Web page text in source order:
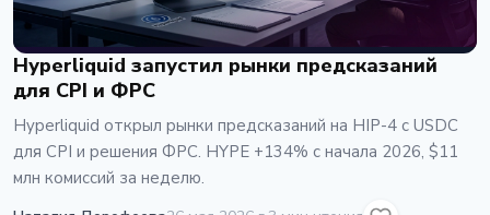
Hyperliquid запустил рынки предсказаний
для CPI и ФРС
Hyperliquid открыл рынки предсказаний на HIP-4 с USDC
для CPI и решения ФРС. HYPE +134% с начала 2026, $11
млн комиссий за неделю.